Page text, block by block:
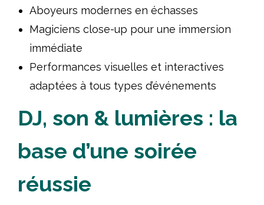
Aboyeurs modernes en échasses
Magiciens close-up pour une immersion
immédiate
Performances visuelles et interactives
adaptées à tous types d’événements
DJ, son & lumières : la
base d’une soirée
réussie